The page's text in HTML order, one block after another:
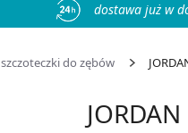
dostawa już w
szczoteczki do zębów